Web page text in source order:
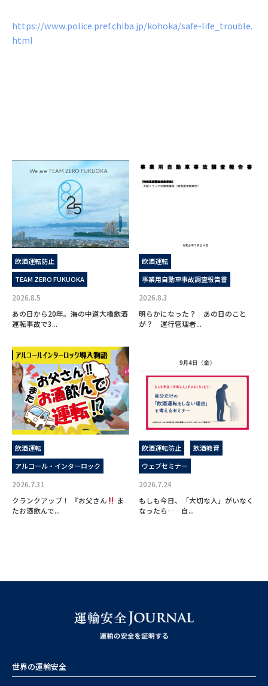
https://www.police.pref.chiba.jp/kohoka/safe-life_trouble.
html
飲酒運転防止
TEAM ZERO FUKUOKA
2026.8.5
あの日から20年。海の中道大橋飲酒
運転事故で3...
飲酒運転
事業用自動車事故調査報告書
2026.8.3
明らかになった？ あの日のこと
が？ 運行管理者...
飲酒運転
アルコール・インターロック
2026.7.31
クランクアップ！ 『お父さん
ま
たお酒飲んで...
飲酒運転防止
飲酒教育
ウェブセミナー
2026.7.24
もしも今日、「大切な人」がいなく
なったら… 自...
世界の運輸安全